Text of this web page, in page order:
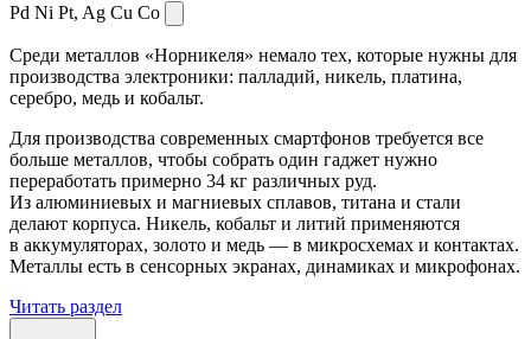
Pd Ni Pt, Ag Cu Co
Среди металлов «Норникеля» немало тех, которые нужны для
производства электроники: палладий, никель, платина,
серебро, медь и кобальт.
Для производства современных смартфонов требуется все
больше металлов, чтобы собрать один гаджет нужно
переработать примерно 34 кг различных руд.
Из алюминиевых и магниевых сплавов, титана и стали
делают корпуса. Никель, кобальт и литий применяются
в аккумуляторах, золото и медь — в микросхемах и контактах.
Металлы есть в сенсорных экранах, динамиках и микрофонах.
Читать раздел